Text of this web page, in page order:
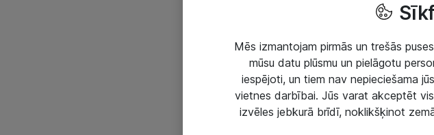
Mēs izmantojam pirmās un trešās
mūsu datu plūsmu un pielāgotu
iespējoti, un tiem nav nepieciešama
vietnes darbībai. Jūs varat akceptēt
izvēles jebkurā brīdī, noklikšķinot